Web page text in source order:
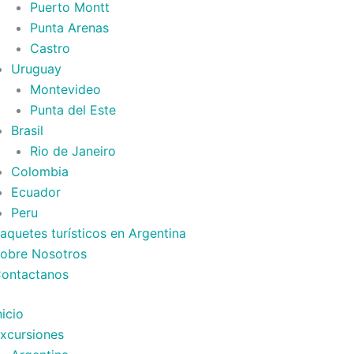
Puerto Montt
Punta Arenas
Castro
Uruguay
Montevideo
Punta del Este
Brasil
Rio de Janeiro
Colombia
Ecuador
Peru
turísticos en Argentina
Nosotros